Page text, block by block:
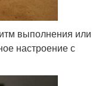
выполнения или
настроение с